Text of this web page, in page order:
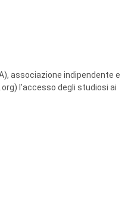
associazione indipendente e
l’accesso degli studiosi ai